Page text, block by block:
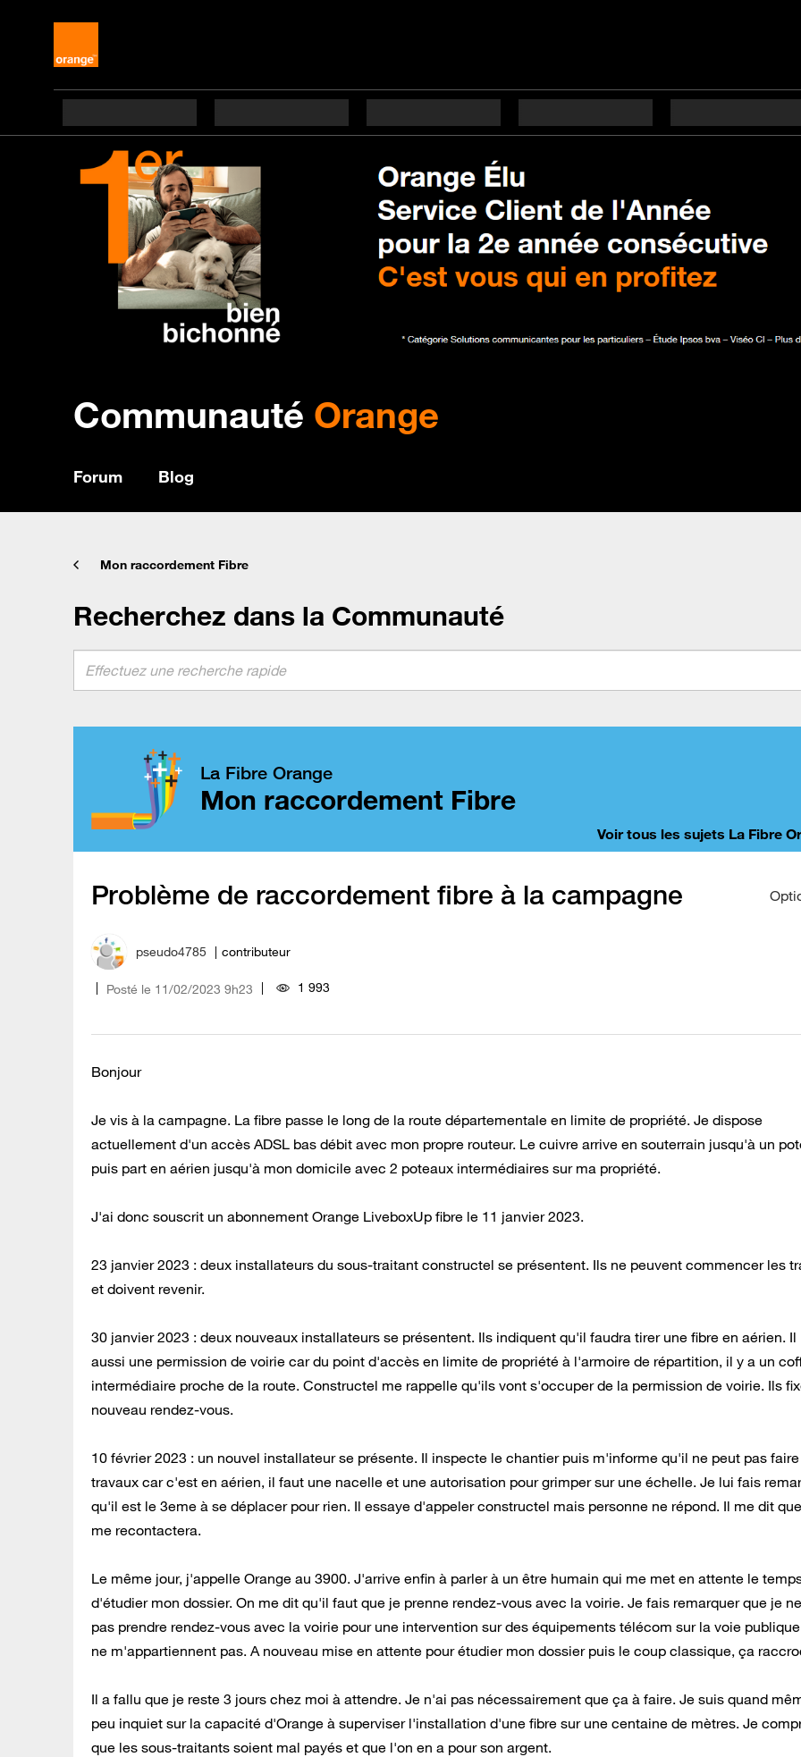
Communauté Orange
Forum Blog
Mon raccordement Fibre
Recherchez dans la Communauté
La Fibre Orange
Mon raccordement Fibre
Voir tous les sujets La Fibre
Problème de raccordement fibre à la campagne
pseudo4785 contributeur
Posté le ‎11/02/2023 9h23 1 993
Bonjour
Je vis à la campagne. La fibre passe le long de la route départementale en limite de propriété. Je dispose
actuellement d'un accès ADSL bas débit avec mon propre routeur. Le cuivre arrive en souterrain jusqu'à un
puis part en aérien jusqu'à mon domicile avec 2 poteaux intermédiaires sur ma propriété.
J'ai donc souscrit un abonnement Orange LiveboxUp fibre le 11 janvier 2023.
23 janvier 2023 : deux installateurs du sous-traitant constructel se présentent. Ils ne peuvent commencer les
et doivent revenir.
30 janvier 2023 : deux nouveaux installateurs se présentent. Ils indiquent qu'il faudra tirer une fibre en aérien.
aussi une permission de voirie car du point d'accès en limite de propriété à l'armoire de répartition, il y a un
intermédiaire proche de la route. Constructel me rappelle qu'ils vont s'occuper de la permission de voirie. Ils
nouveau rendez-vous.
10 février 2023 : un nouvel installateur se présente. Il inspecte le chantier puis m'informe qu'il ne peut pas
travaux car c'est en aérien, il faut une nacelle et une autorisation pour grimper sur une échelle. Je lui fais
qu'il est le 3eme à se déplacer pour rien. Il essaye d'appeler constructel mais personne ne répond. Il me dit
me recontactera.
Le même jour, j'appelle Orange au 3900. J'arrive enfin à parler à un être humain qui me met en attente le
d'étudier mon dossier. On me dit qu'il faut que je prenne rendez-vous avec la voirie. Je fais remarquer que je
pas prendre rendez-vous avec la voirie pour une intervention sur des équipements télécom sur la voie
ne m'appartiennent pas. A nouveau mise en attente pour étudier mon dossier puis le coup classique, ça
Il a fallu que je reste 3 jours chez moi à attendre. Je n'ai pas nécessairement que ça à faire. Je suis quand
peu inquiet sur la capacité d'Orange à superviser l'installation d'une fibre sur une centaine de mètres. Je
que les sous-traitants soient mal payés et que l'on en a pour son argent.